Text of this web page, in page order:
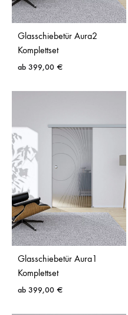
Glasschiebetür Aura2
Komplettset
ab 399,00 €
Glasschiebetür Aura1
Komplettset
ab 399,00 €